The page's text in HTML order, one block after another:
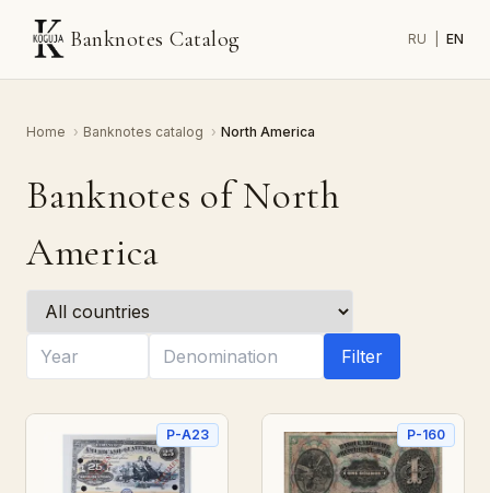
Banknotes Catalog RU EN
Home › Banknotes catalog › North America
Banknotes of North
America
Filter
P-A23 P-160